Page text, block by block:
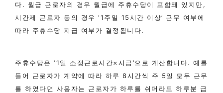
다. 월급 근로자의 경우 월급에 주휴수당이 포함돼 있지만,
시간제 근로자 등의 경우 ‘1주일 15시간 이상’ 근무 여부에
따라 주휴수당 지급 여부가 결정됩니다.
주휴수당은 ‘1일 소정근로시간×시급’으로 계산합니다. 예를
들어 근로자가 계약에 따라 하루 8시간씩 주 5일 모두 근무
를 하였다면 사용자는 근로자가 하루를 쉬더라도 하루분 급